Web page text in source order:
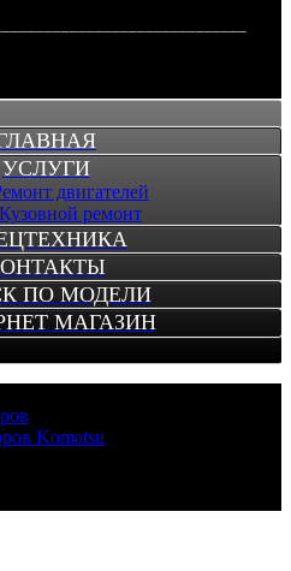
УСЛУГИ
двигателей
Кузовной ремонт
ПО МОДЕЛИ
МАГАЗИН
Komatsu